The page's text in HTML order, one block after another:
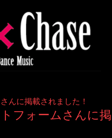
んに掲載されました！
フォームさんに掲